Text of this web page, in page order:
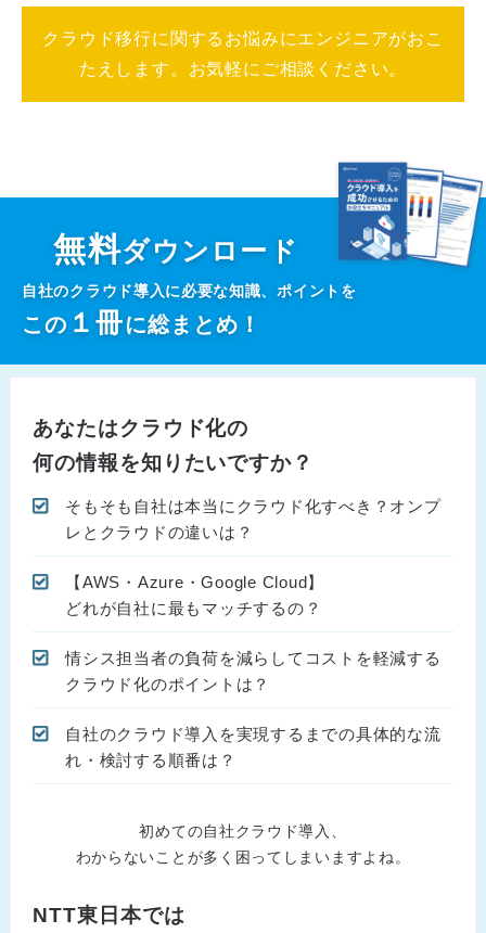
クラウド移行に関するお悩みにエンジニアがおこ
たえします。お気軽にご相談ください。
無料ダウンロード
自社のクラウド導入に必要な知識、ポイントを
この １冊に総まとめ！
あなたはクラウド化の
何の情報を知りたいですか？
そもそも自社は本当にクラウド化すべき？オンプ
レとクラウドの違いは？
【AWS・Azure・Google Cloud】
どれが自社に最もマッチするの？
情シス担当者の負荷を減らしてコストを軽減する
クラウド化のポイントは？
自社のクラウド導入を実現するまでの具体的な流
れ・検討する順番は？
初めての自社クラウド導入、
わからないことが多く困ってしまいますよね。
NTT東日本では